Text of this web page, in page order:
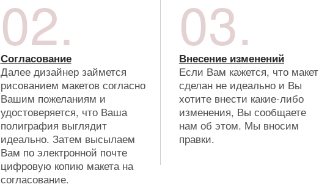
02.
Согласование
Далее дизайнер займется
рисованием макетов согласно
Вашим пожеланиям и
удостоверяется, что Ваша
полиграфия выглядит
идеально. Затем высылаем
Вам по электронной почте
цифровую копию макета на
согласование.
03.
Внесение изменений
Если Вам кажется, что макет
сделан не идеально и Вы
хотите внести какие-либо
изменения, Вы сообщаете
нам об этом. Мы вносим
правки.